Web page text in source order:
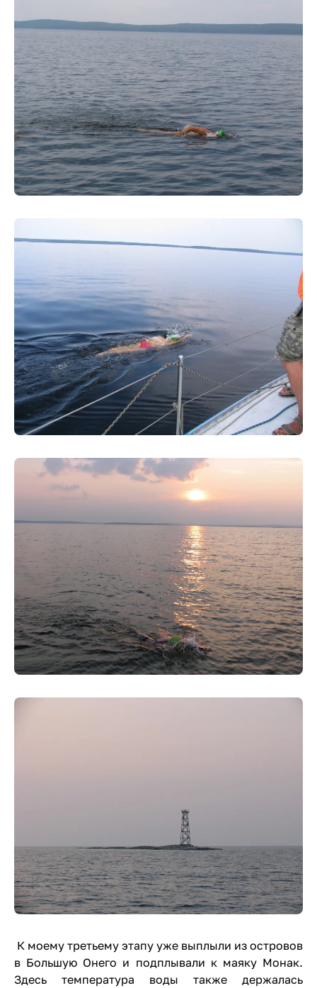
К моему третьему этапу уже выплыли из островов
в Большую Онего и подплывали к маяку Монак.
Здесь температура воды также держалась